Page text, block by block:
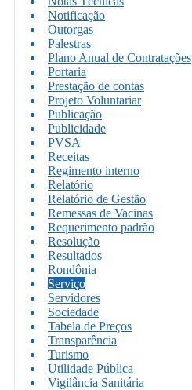
Notificação
Outorgas
Palestras
Plano Anual de Contratações
Portaria
Prestação de contas
Projeto Voluntariar
Publicação
Publicidade
PVSA
Receitas
Regimento interno
Relatório
Relatório de Gestão
Remessas de Vacinas
Requerimento padrão
Resolução
Resultados
Rondônia
Serviço
Servidores
Sociedade
Tabela de Preços
Transparência
Turismo
Utilidade Pública
Vigilância Sanitária